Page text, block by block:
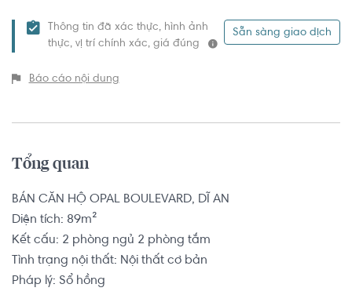
Thông tin đã xác thực, hình ảnh
thực, vị trí chính xác, giá đúng
Sẵn sàng giao dịch
Báo cáo nội dung
Tổng quan
BÁN CĂN HỘ OPAL BOULEVARD, DĨ AN
Diện tích: 89m²
Kết cấu: 2 phòng ngủ 2 phòng tắm
Tình trạng nội thất: Nội thất cơ bản
Pháp lý: Sổ hồng